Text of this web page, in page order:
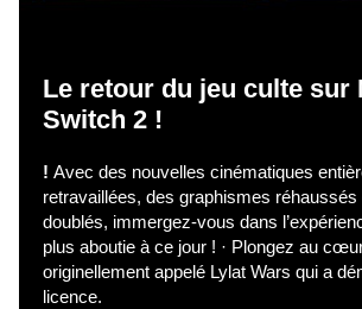
Le retour du jeu culte sur
Switch 2 !
! Avec des nouvelles cinématiques
retravaillées, des graphismes réhaussés
doublés, immergez-vous dans
plus aboutie à ce jour ! · Plongez au
originellement appelé Lylat Wars qui a
licence.